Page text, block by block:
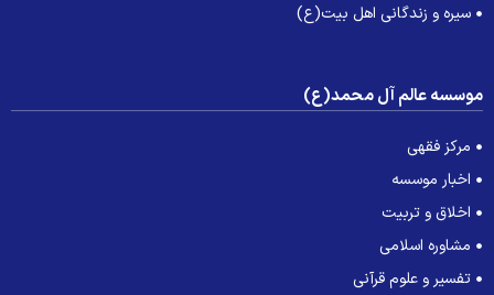
سیره و زندگانی اهل بیت(ع)
عالم آل محمد(ع)
مرکز فقهی
اخبار موسسه
اخلاق و تربیت
مشاوره اسلامی
تفسیر و علوم قرآنی